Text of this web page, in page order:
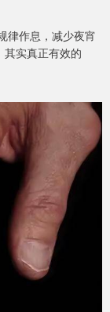
律作息，减少夜宵
其实真正有效的